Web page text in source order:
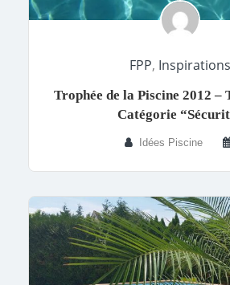
FPP, Inspirations
Trophée de la Piscine 2012 –
Catégorie
Idées Piscine